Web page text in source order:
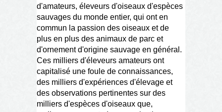
d'amateurs, éleveurs d'oiseaux d'espèces
sauvages du monde entier, qui ont en
commun la passion des oiseaux et de
plus en plus des animaux de parc et
d'ornement d'origine sauvage en général.
Ces milliers d'éleveurs amateurs ont
capitalisé une foule de connaissances,
des milliers d'expériences d'élevage et
des observations pertinentes sur des
milliers d'espèces d'oiseaux que,